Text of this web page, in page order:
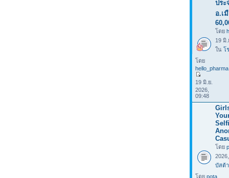
ประ
อ.เ
โดย
19 มิ.
ใน โ
โดย
hello_pharma
19 มิ.ย.
2026,
09:48
โดย
บัสต้า
โดย pota